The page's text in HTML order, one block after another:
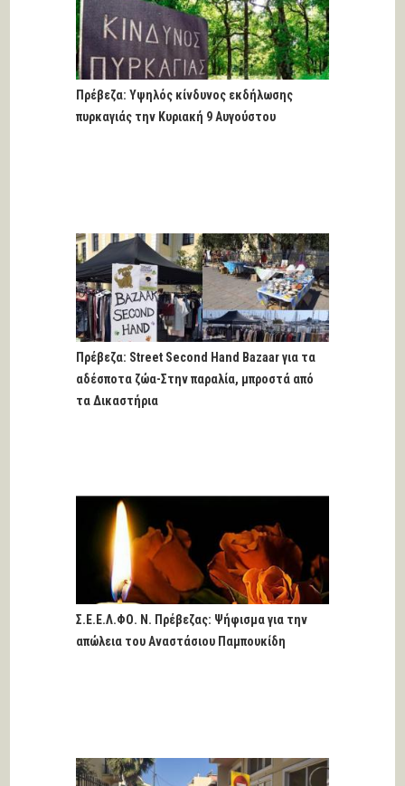
Πρέβεζα: Υψηλός κίνδυνος εκδήλωσης
πυρκαγιάς την Κυριακή 9 Αυγούστου
Πρέβεζα: Street Second Hand Bazaar για τα
αδέσποτα ζώα-Στην παραλία, μπροστά από
τα Δικαστήρια
Σ.Ε.Ε.Λ.ΦΟ. Ν. Πρέβεζας: Ψήφισμα για την
απώλεια του Αναστάσιου Παμπουκίδη